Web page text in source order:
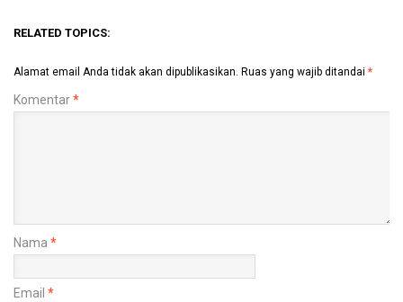
RELATED TOPICS:
Alamat email Anda tidak akan dipublikasikan. Ruas yang wajib ditandai *
Komentar*
Nama *
Email *